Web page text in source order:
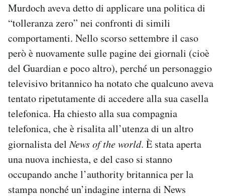
Murdoch aveva detto di applicare una politica di
“tolleranza zero” nei confronti di simili
comportamenti. Nello scorso settembre il caso
però è nuovamente sulle pagine dei giornali (cioè
del Guardian e poco altro), perché un personaggio
televisivo britannico ha notato che qualcuno aveva
tentato ripetutamente di accedere alla sua casella
telefonica. Ha chiesto alla sua compagnia
telefonica, che è risalita all’utenza di un altro
giornalista delNews of the world. È stata aperta
una nuova inchiesta, e del caso si stanno
occupando anche l’authority britannica per la
stampa nonché un’indagine interna di News